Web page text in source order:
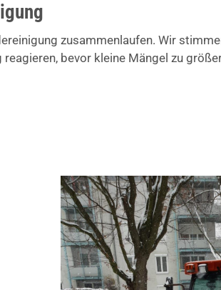
zusammenlaufen. Wir
bevor kleine Mängel zu